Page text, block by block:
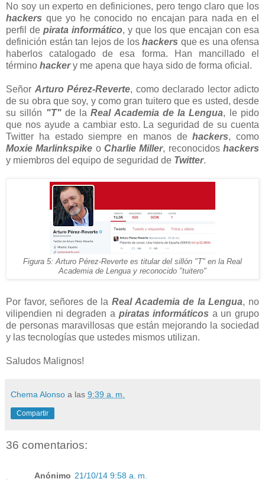
No soy un experto en definiciones, pero tengo claro que los
hackers que yo he conocido no encajan para nada en el
perfil de pirata informático, y que los que encajan con esa
definición están tan lejos de los hackers que es una ofensa
haberlos catalogado de esa forma. Han mancillado el
término hackery me apena que haya sido de forma oficial.
Señor Arturo Pérez-Reverte, como declarado lector adicto
de su obra que soy, y como gran tuitero que es usted, desde
su sillón "T"de laReal Academia de la Lengua, le pido
que nos ayude a cambiar esto. La seguridad de su cuenta
Twitter ha estado siempre en manos dehackers, como
Moxie Marlinkspike oCharlie Miller, reconocidoshackers
y miembros del equipo de seguridad de Twitter.
Figura 5: Arturo Pérez-Reverte es titular del sillón "T" en la Real
Academia de Lengua y reconocido "tuitero"
Por favor, señores de la Real Academia de la Lengua, no
vilipendien ni degraden a piratas informáticos a un grupo
de personas maravillosas que están mejorando la sociedad
y las tecnologías que ustedes mismos utilizan.
Saludos Malignos!
Chema Alonso a las 9:39 a. m.
Compartir
36 comentarios:
Anónimo 21/10/14 9:58 a. m.